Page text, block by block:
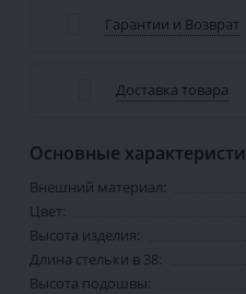
Гарантии и Возврат
Доставка товара
Основные
Внешний материал:
Цвет:
Высота изделия:
Длина стельки в 38:
Высота подошвы: